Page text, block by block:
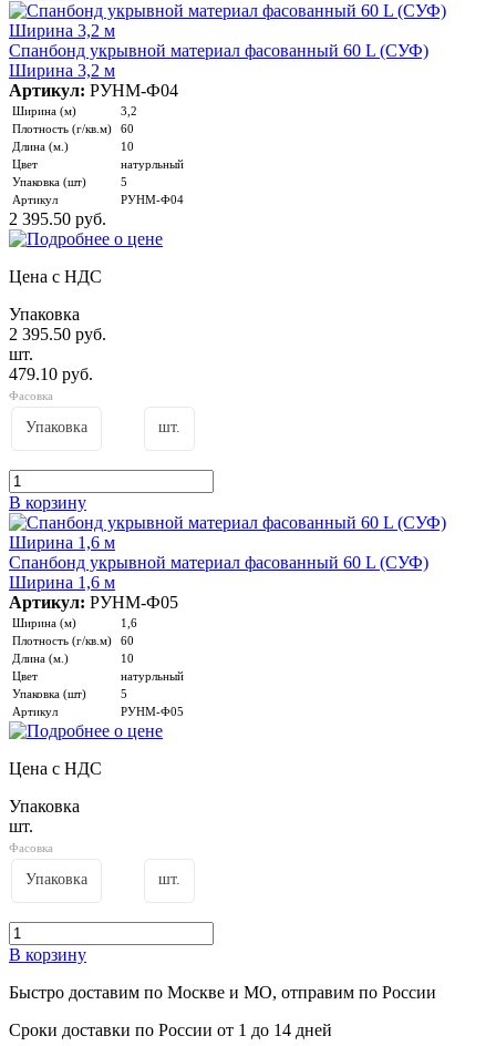
Спанбонд укрывной материал фасованный 60 L (СУФ)
Ширина 3,2 м
Артикул: РУНМ-Ф04
Ширина (м)
3,2
Плотность (г/кв.м)
60
Длина (м.)
10
Цвет
натурльный
Упаковка (шт)
5
Артикул
РУНМ-Ф04
2 395.50 руб.
Цена с НДС
Упаковка
2 395.50 руб.
шт.
479.10 руб.
Фасовка
Упаковка шт.
В корзину
Спанбонд укрывной материал фасованный 60 L (СУФ)
Ширина 1,6 м
Артикул: РУНМ-Ф05
Ширина (м)
1,6
Плотность (г/кв.м)
60
Длина (м.)
10
Цвет
натурльный
Упаковка (шт)
5
Артикул
РУНМ-Ф05
Цена с НДС
Упаковка
шт.
Фасовка
Упаковка шт.
В корзину
Быстро доставим по Москве и МО, отправим по России
Сроки доставки по России от 1 до 14 дней